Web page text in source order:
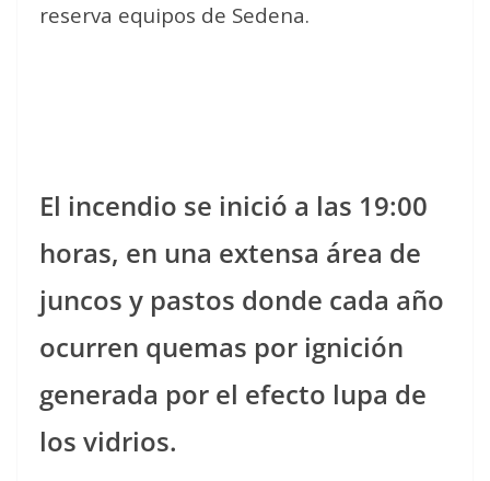
reserva equipos de Sedena.
El incendio se inició a las 19:00
horas, en una extensa área de
juncos y pastos donde cada año
ocurren quemas por ignición
generada por el efecto lupa de
los vidrios.